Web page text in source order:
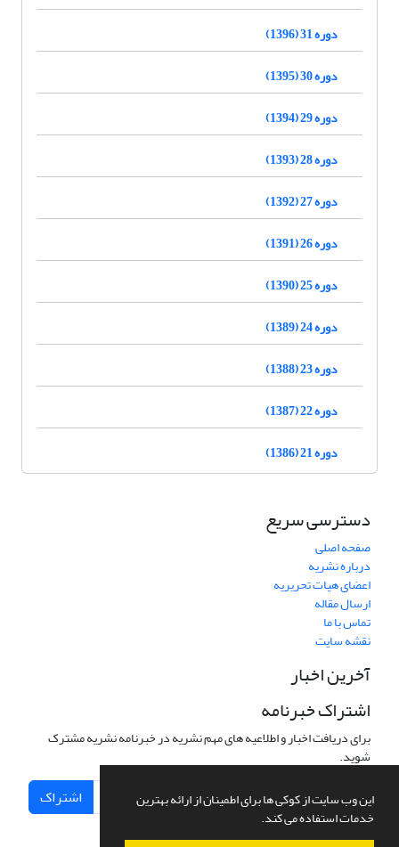
این وب سایت از کوکی ها برای اطمینان از ارائه بهترین
خدمات استفاده می کند.
دوره 31 (1396)
دوره 30 (1395)
دوره 29 (1394)
دوره 28 (1393)
دوره 27 (1392)
دوره 26 (1391)
دوره 25 (1390)
دوره 24 (1389)
دوره 23 (1388)
دوره 22 (1387)
دوره 21 (1386)
دسترسی سریع
صفحه اصلی
درباره نشریه
اعضای هیات تحریریه
ارسال مقاله
تماس با ما
نقشه سایت
آخرین اخبار
اشتراک خبرنامه
برای دریافت اخبار و اطلاعیه های مهم نشریه در خبرنامه نشریه مشترک
شوید.
اشتراک